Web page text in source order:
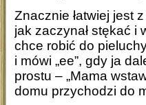
Znacznie łatwiej jest
jak zaczynał stękać i
chce robić do
i mówi „ee”, gdy ja
prostu – „Mama
domu przychodzi do